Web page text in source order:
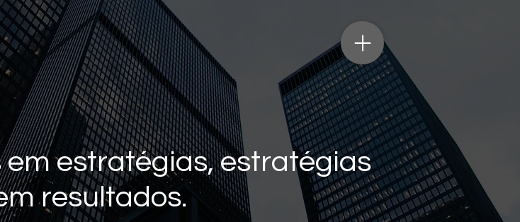
estratégias, estratégias
resultados.